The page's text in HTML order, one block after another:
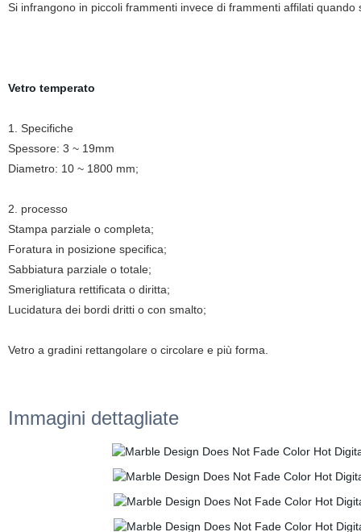
Si infrangono in piccoli frammenti invece di frammenti affilati
Vetro temperato
1. Specifiche
Spessore: 3 ~ 19mm
Diametro: 10 ~ 1800 mm;
2. processo
Stampa parziale o completa;
Foratura in posizione specifica;
Sabbiatura parziale o totale;
Smerigliatura rettificata o diritta;
Lucidatura dei bordi dritti o con smalto;
Vetro a gradini rettangolare o circolare e più forma.
Immagini dettagliate